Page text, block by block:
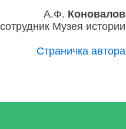
А.Ф. Коновалов
Музея истории
Страничка автора